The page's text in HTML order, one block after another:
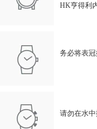
HK亨得利
务必将表
请勿在水中